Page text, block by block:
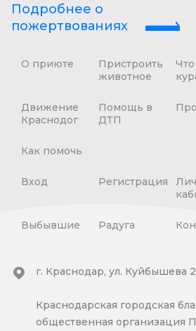
Подробнее о
пожертвованиях
О приюте
Пристроить
животное
Что
Движение
Краснодог
Помощь в
ДТП
Как помочь
Вход Регистрация
Выбывшие Радуга
г. Краснодар, ул. Куйбышева 2
Краснодарская городская
общественная организация